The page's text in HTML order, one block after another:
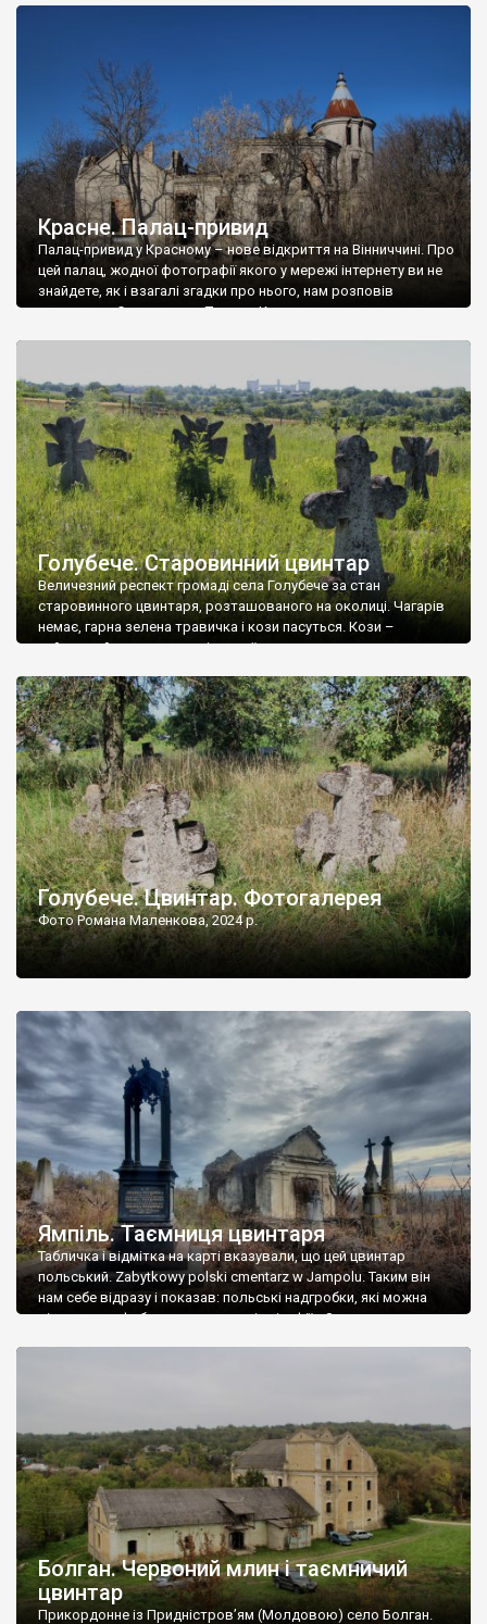
Красне. Палац-привид
Палац-привид у Красному – нове відкриття на Вінниччині. Про
цей палац, жодної фотографії якого у мережі інтернету ви не
знайдете, як і взагалі згадки про нього, нам розповів
мешканець Самгородка. Палац у Красному вразив не лише
Голубече. Старовинний цвинтар
Величезний респект громаді села Голубече за стан
старовинного цвинтаря, розташованого на околиці. Чагарів
немає, гарна зелена травичка і кози пасуться. Кози –
найкращий регулятор шкідливої, для старих кладовищ,
бруньками, кози ті бруньки обгризають, бо то улюблений
делікатес. На цвинтарі у Голубечому ціла колекція
різноманітних форм хрестів. Село відносно невелике, […]
Голубече. Цвинтар. Фотогалерея
Фото Романа Маленкова, 2024 р.
Ямпіль. Таємниця цвинтаря
Табличка і відмітка на карті вказували, що цей цвинтар
польський. Zabytkowy polski cmentarz w Jampolu. Таким він
нам себе відразу і показав: польські надгробки, які можна
віднести до фабричних, польські епітафії… Загалом цвинтар
Болган. Червоний млин і таємничий
цвинтар
Прикордонне із Придністров’ям (Молдовою) село Болган.